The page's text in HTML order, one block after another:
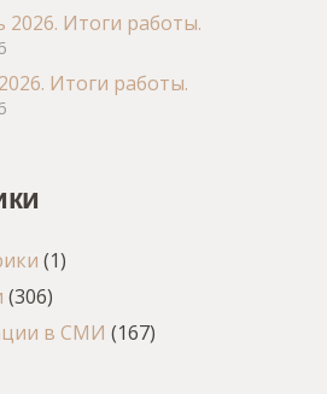
2026. Итоги работы.
Итоги работы.
(1)
(306)
в СМИ (167)